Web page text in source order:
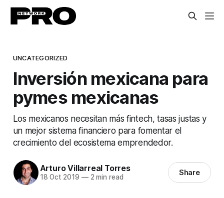
UNCATEGORIZED
Inversión mexicana para
pymes mexicanas
Los mexicanos necesitan más fintech, tasas justas y
un mejor sistema financiero para fomentar el
crecimiento del ecosistema emprendedor.
Arturo Villarreal Torres
18 Oct 2019 —2 min read Share